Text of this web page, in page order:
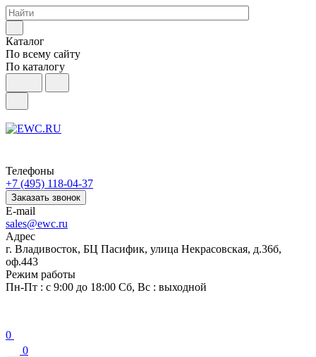
Каталог
По всему сайту
По каталогу
Телефоны
+7 (495) 118-04-37
Заказать звонок
E-mail
sales@ewc.ru
Адрес
г. Владивосток, БЦ Пасифик, улица Некрасовская, д.36б,
оф.443
Режим работы
Пн-Пт : с 9:00 до 18:00 Сб, Вс : выходной
0
0